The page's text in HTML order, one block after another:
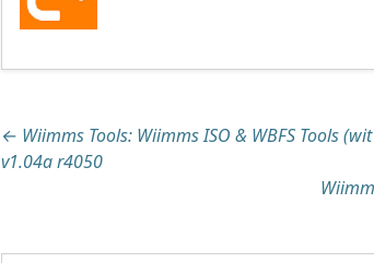
Beitragsnavigation
← Wiimms Tools: Wiimms ISO & WBFS Tools
v1.04a r4050